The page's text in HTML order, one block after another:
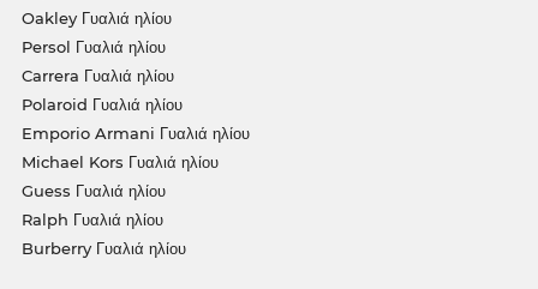
Oakley Γυαλιά ηλίου
Persol Γυαλιά ηλίου
Carrera Γυαλιά ηλίου
Polaroid Γυαλιά ηλίου
Emporio Armani Γυαλιά ηλίου
Michael Kors Γυαλιά ηλίου
Guess Γυαλιά ηλίου
Ralph Γυαλιά ηλίου
Burberry Γυαλιά ηλίου